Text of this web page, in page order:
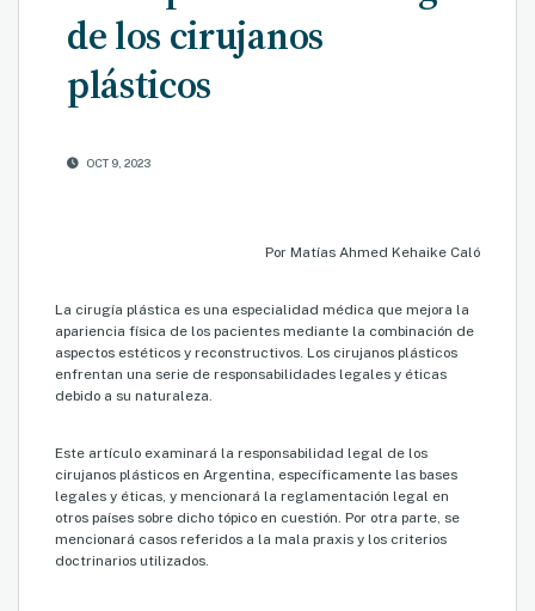
de los cirujanos
plásticos
OCT 9, 2023
Por Matías Ahmed Kehaike Caló
La cirugía plástica es una especialidad médica que mejora la
apariencia física de los pacientes mediante la combinación de
aspectos estéticos y reconstructivos. Los cirujanos plásticos
enfrentan una serie de responsabilidades legales y éticas
debido a su naturaleza.
Este artículo examinará la responsabilidad legal de los
cirujanos plásticos en Argentina, específicamente las bases
legales y éticas, y mencionará la reglamentación legal en
otros países sobre dicho tópico en cuestión. Por otra parte, se
mencionará casos referidos a la mala praxis y los criterios
doctrinarios utilizados.